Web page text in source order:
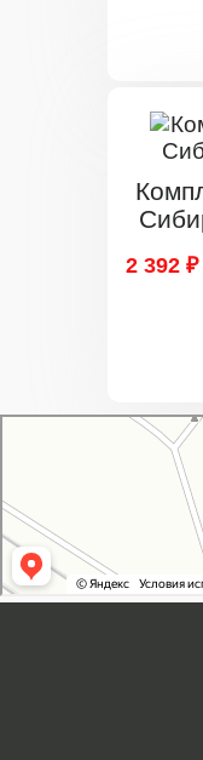
2 392 ₽
Питомник растений в Москве